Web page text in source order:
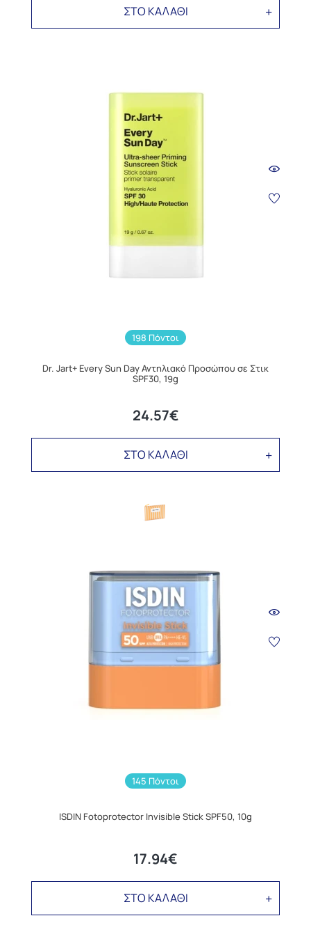
ΣΤΟ ΚΑΛΑΘΙ
198 Πόντοι
Dr. Jart+ Every Sun Day Αντηλιακό Προσώπου σε Στικ
SPF30, 19g
24.57€
ΣΤΟ ΚΑΛΑΘΙ
145 Πόντοι
ISDIN Fotoprotector Invisible Stick SPF50, 10g
17.94€
ΣΤΟ ΚΑΛΑΘΙ